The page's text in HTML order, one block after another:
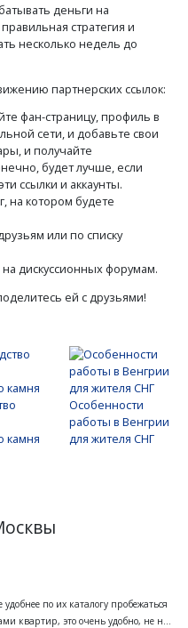
деньги на
стратегия и
несколько недель до
партнерских ссылок:
фан-страницу, профиль в
сети, и добавьте свои
и получайте
будет лучше, если
ссылки и аккаунты.
на котором будете
или по списку
дискуссионных форумам.
ей с друзьями!
камня
Особенности
работы в Венгрии
для жителя СНГ
по их каталогу пробежаться
квартир, это очень удобно, не н...